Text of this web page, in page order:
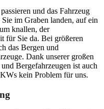
und das Fahrzeug
im Graben landen, auf ein
knallen, der
für Sie da. Bei größeren
das Bergen und
Dank unserer großen
Bergefahrzeugen ist auch
kein Problem für uns.